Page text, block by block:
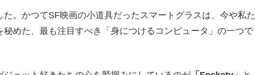
。かつてSF映画の小道具だったスマートグラスは、今や私た
めた、最も注目すべき「身につけるコンピュータ」の一つで